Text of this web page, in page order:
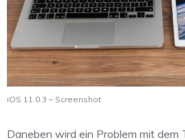
iOS 11.0.3 – Screenshot
Daneben wird ein Problem mit dem